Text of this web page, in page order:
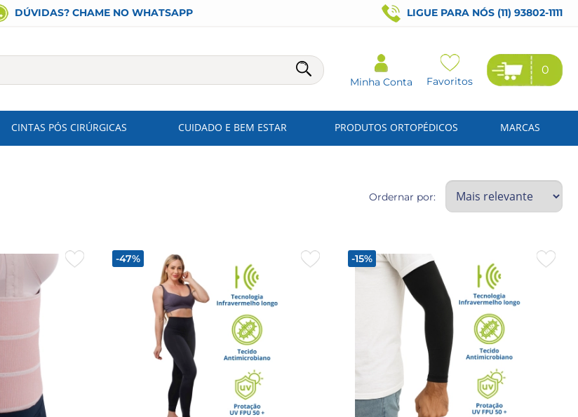
DÚVIDAS? CHAME NO WHATSAPP LIGUE PARA NÓS (11) 93802-1111
Minha Conta Favoritos
0
CINTAS PÓS CIRÚRGICAS CUIDADO E BEM ESTAR PRODUTOS ORTOPÉDICOS MARCAS
Ordernar por:
-47% -15%